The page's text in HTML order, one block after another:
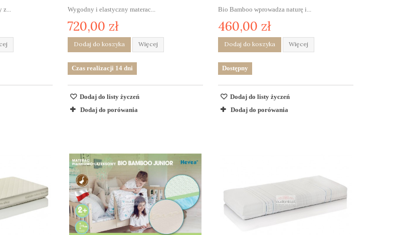
z... Wygodny i elastyczny materac...
720,00 zł
Dodaj do koszyka Więcej
Czas realizacji 14 dni
Dodaj do listy życzeń
Dodaj do porówania
Bio Bamboo wprowadza naturę i...
460,00 zł
Dodaj do koszyka Więcej
Dostępny
Dodaj do listy życzeń
Dodaj do porówania